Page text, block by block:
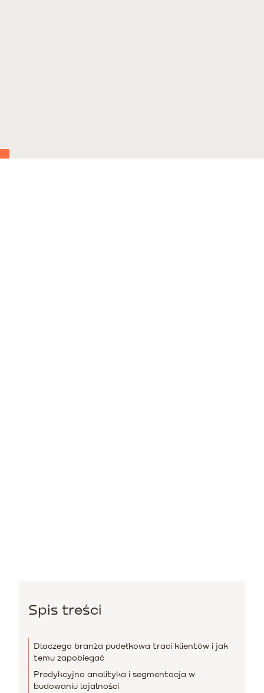
Spis treści
Dlaczego branża pudełkowa traci klientów i jak
temu zapobiegać
Predykcyjna analityka i segmentacja w
budowaniu lojalności